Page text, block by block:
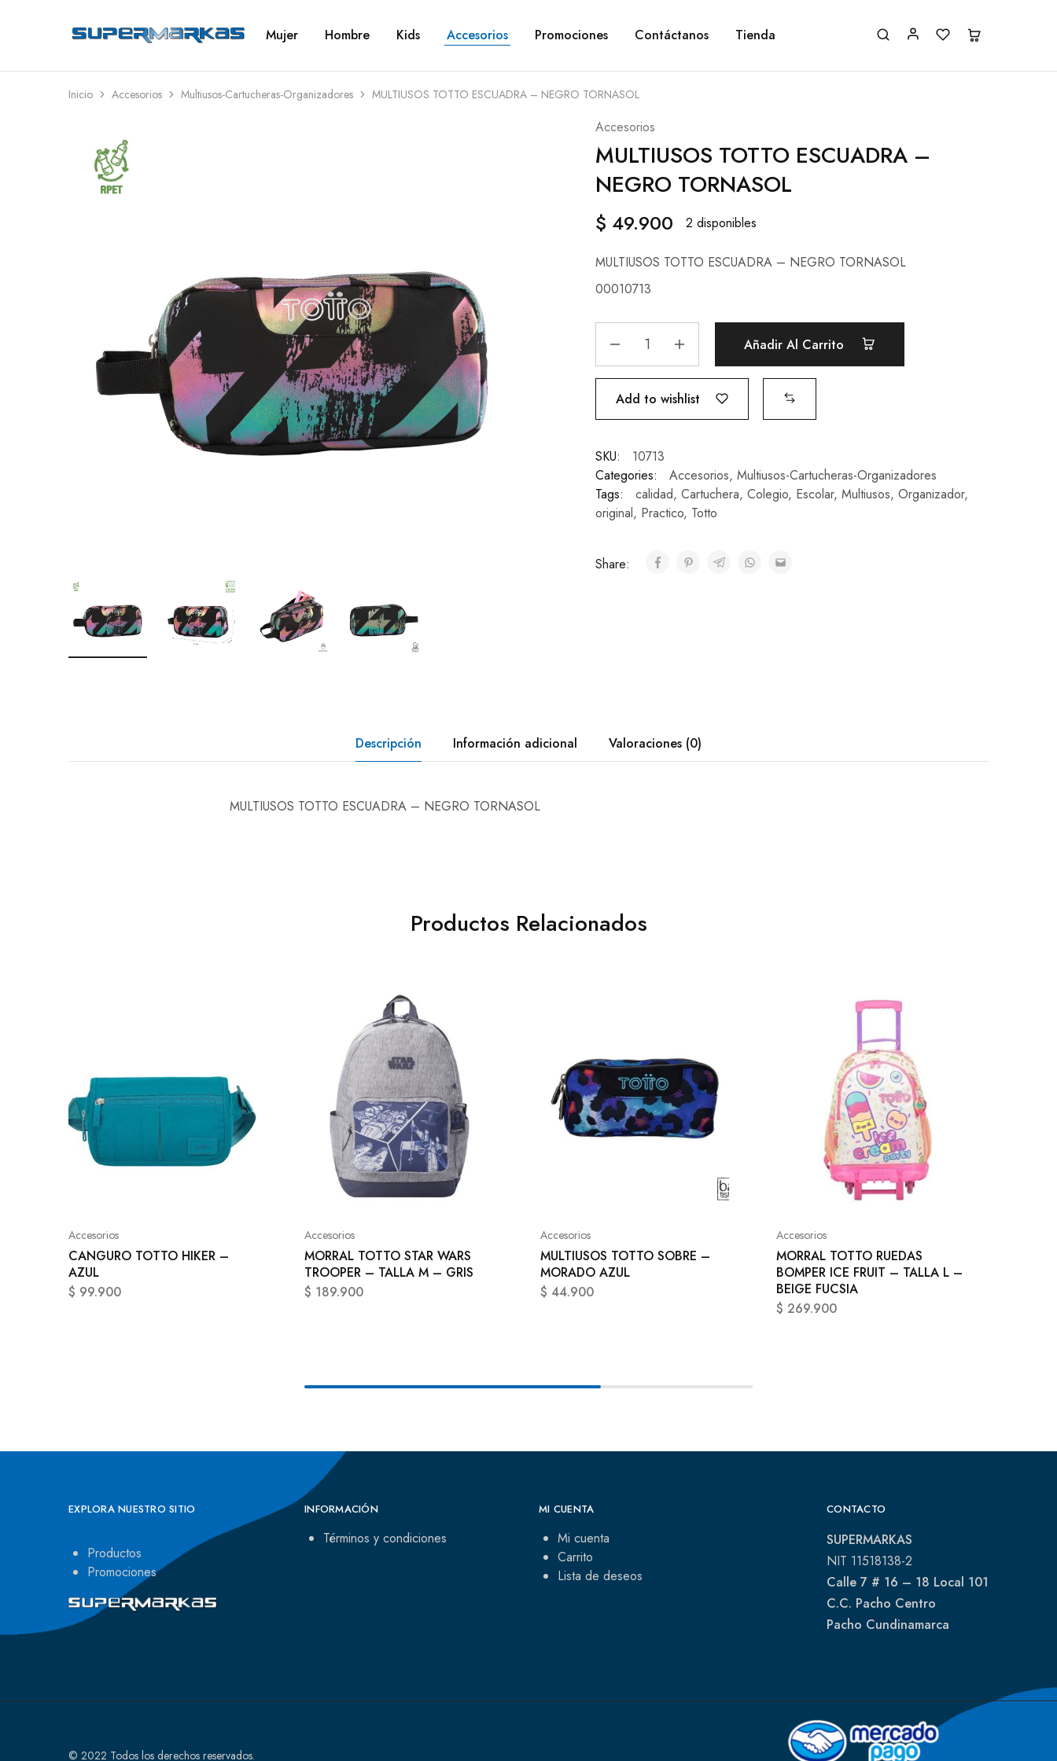
SuperMarkas
Ropa
Envío
gratis*
Mujer Hombre Kids Accesorios Promociones Contáctanos Tienda
Inicio Accesorios Multiusos-Cartucheras-Organizadores MULTIUSOS TOTTO ESCUADRA – NEGRO TORNASOL
Accesorios
MULTIUSOS TOTTO ESCUADRA –
NEGRO TORNASOL
$ 49.900 2 disponibles
MULTIUSOS TOTTO ESCUADRA – NEGRO TORNASOL
00010713
Añadir Al Carrito
Add to wishlist
SKU:
10713
Categories:
Accesorios, Multiusos-Cartucheras-Organizadores
Tags:
calidad, Cartuchera, Colegio, Escolar, Multiusos, Organizador,
original, Practico, Totto
Share:
Descripción Información adicional Valoraciones (0)
MULTIUSOS TOTTO ESCUADRA – NEGRO TORNASOL
Productos Relacionados
Accesorios
CANGURO TOTTO HIKER –
AZUL
$ 99.900
Accesorios
MORRAL TOTTO STAR WARS
TROOPER – TALLA M – GRIS
$ 189.900
Accesorios
MULTIUSOS TOTTO SOBRE –
MORADO AZUL
$ 44.900
Accesorios
MORRAL TOTTO RUEDAS
BOMPER ICE FRUIT – TALLA L –
BEIGE FUCSIA
$ 269.900
EXPLORA NUESTRO SITIO
Productos
Promociones
INFORMACIÓN
Términos y condiciones
MI CUENTA
Mi cuenta
Carrito
Lista de deseos
CONTACTO
SUPERMARKAS
NIT 11518138-2
Calle 7 # 16 – 18 Local 101
C.C. Pacho Centro
Pacho Cundinamarca
© 2022 Todos los derechos reservados.